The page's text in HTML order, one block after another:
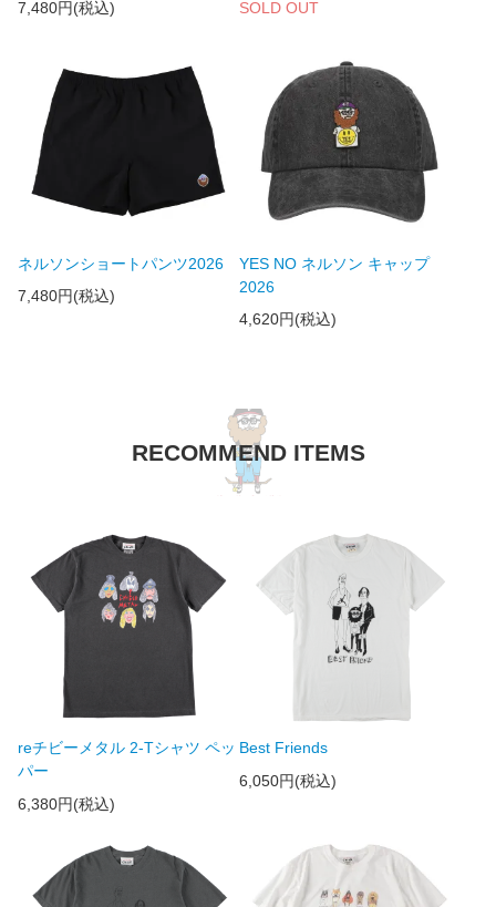
7,480円(税込)
SOLD OUT
ネルソンショートパンツ2026
7,480円(税込)
YES NO ネルソン キャップ
2026
4,620円(税込)
RECOMMEND ITEMS
reチビーメタル 2-Tシャツ ペッ
パー
6,380円(税込)
Best Friends
6,050円(税込)